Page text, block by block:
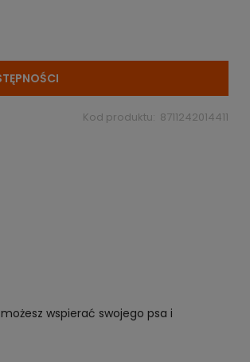
Kod produktu: 8711242014411
wspierać swojego psa i